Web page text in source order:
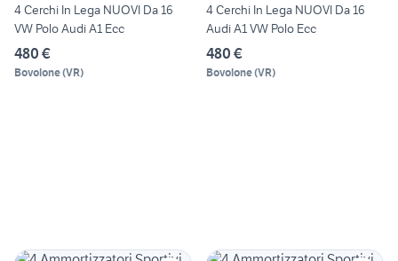
4 Cerchi In Lega NUOVI Da 16
VW Polo Audi A1 Ecc
480 €
Bovolone(VR)
4 Cerchi In Lega NUOVI Da 16
Audi A1 VW Polo Ecc
480 €
Bovolone(VR)